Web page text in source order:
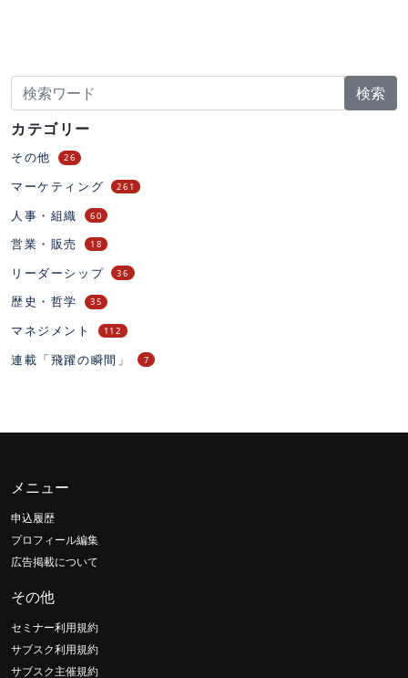
検索
カテゴリー
その他 26
マーケティング 261
人事・組織 60
営業・販売 18
リーダーシップ 36
歴史・哲学 35
マネジメント 112
連載「飛躍の瞬間」 7
メニュー
申込履歴
プロフィール編集
広告掲載について
その他
セミナー利用規約
サブスク利用規約
サブスク主催規約